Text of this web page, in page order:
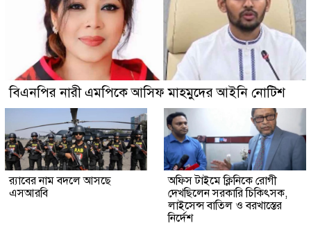
বিএনপির নারী এমপিকে আসিফ মাহমুদের আইনি নোটিশ
র‍্যাবের নাম বদলে আসছে
এসআরবি
অফিস টাইমে ক্লিনিকে রোগী
দেখছিলেন সরকারি চিকিৎসক,
লাইসেন্স বাতিল ও বরখাস্তের
নির্দেশ